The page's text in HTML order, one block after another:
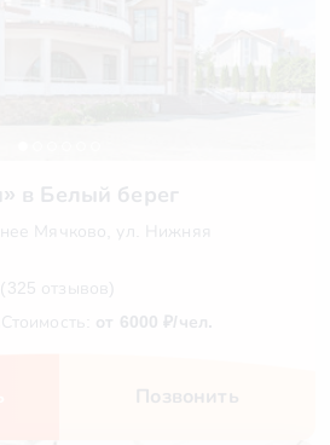
в Белый берег
Мячково, ул. Нижняя
(325 отзывов)
Стоимость: от 6000 ₽/чел.
Позвонить